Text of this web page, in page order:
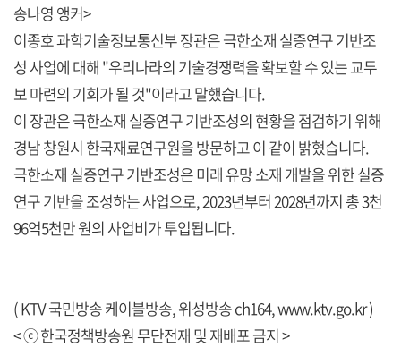
송나영 앵커>
이종호 과학기술정보통신부 장관은 극한소재 실증연구 기반조
성 사업에 대해 "우리나라의 기술경쟁력을 확보할 수 있는 교두
보 마련의 기회가 될 것"이라고 말했습니다.
이 장관은 극한소재 실증연구 기반조성의 현황을 점검하기 위해
경남 창원시 한국재료연구원을 방문하고 이 같이 밝혔습니다.
극한소재 실증연구 기반조성은 미래 유망 소재 개발을 위한 실증
연구 기반을 조성하는 사업으로, 2023년부터 2028년까지 총 3천
96억5천만 원의 사업비가 투입됩니다.
( KTV 국민방송 케이블방송, 위성방송 ch164,www.ktv.go.kr)
< ⓒ 한국정책방송원 무단전재 및 재배포 금지 >